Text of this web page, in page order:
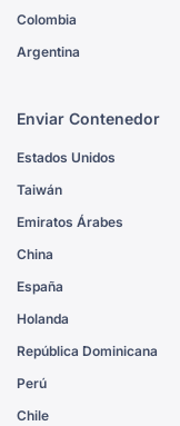
Colombia
Argentina
Enviar Contenedor
Estados Unidos
Taiwán
Emiratos Árabes
China
España
Holanda
República Dominicana
Perú
Chile